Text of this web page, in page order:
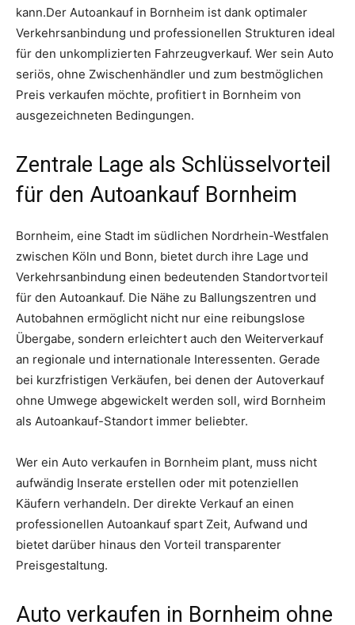
kann.Der Autoankauf in Bornheim ist dank optimaler
Verkehrsanbindung und professionellen Strukturen ideal
für den unkomplizierten Fahrzeugverkauf. Wer sein Auto
seriös, ohne Zwischenhändler und zum bestmöglichen
Preis verkaufen möchte, profitiert in Bornheim von
ausgezeichneten Bedingungen.
Zentrale Lage als Schlüsselvorteil
für den Autoankauf Bornheim
Bornheim, eine Stadt im südlichen Nordrhein-Westfalen
zwischen Köln und Bonn, bietet durch ihre Lage und
Verkehrsanbindung einen bedeutenden Standortvorteil
für den Autoankauf. Die Nähe zu Ballungszentren und
Autobahnen ermöglicht nicht nur eine reibungslose
Übergabe, sondern erleichtert auch den Weiterverkauf
an regionale und internationale Interessenten. Gerade
bei kurzfristigen Verkäufen, bei denen der Autoverkauf
ohne Umwege abgewickelt werden soll, wird Bornheim
als Autoankauf-Standort immer beliebter.
Wer ein Auto verkaufen in Bornheim plant, muss nicht
aufwändig Inserate erstellen oder mit potenziellen
Käufern verhandeln. Der direkte Verkauf an einen
professionellen Autoankauf spart Zeit, Aufwand und
bietet darüber hinaus den Vorteil transparenter
Preisgestaltung.
Auto verkaufen in Bornheim ohne